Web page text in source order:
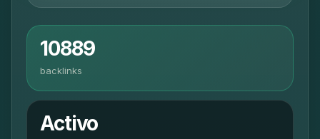
10889
backlinks
Activo